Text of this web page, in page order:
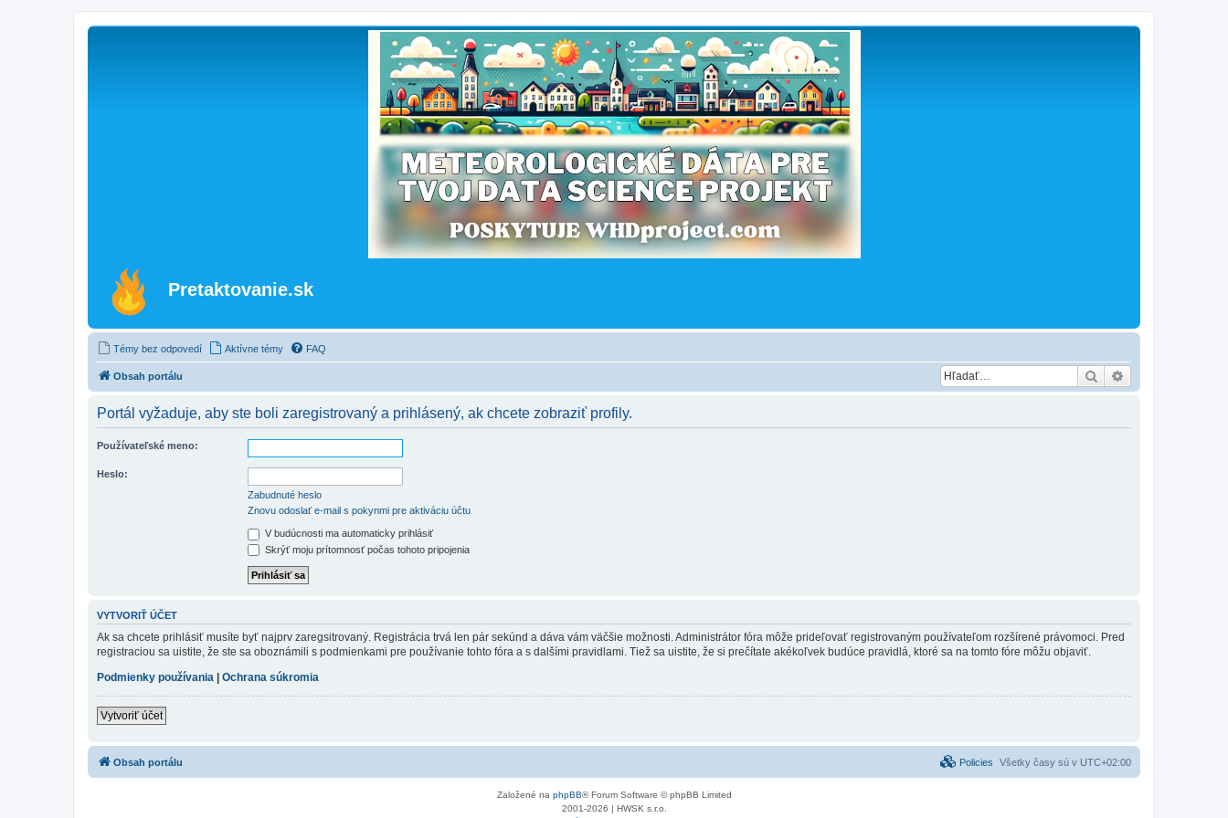
Pretaktovanie.sk
Témy bez odpovedí Aktívne témy FAQ
Obsah portálu Hľadať
Portál vyžaduje, aby ste boli zaregistrovaný a prihlásený, ak chcete zobraziť profily.
Používateľské meno:
Heslo:
Zabudnuté heslo
Znovu odoslať e-mail s pokynmi pre aktiváciu účtu
V budúcnosti ma automaticky prihlásiť
Skrýť moju prítomnosť počas tohoto pripojenia
VYTVORIŤ ÚČET
Ak sa chcete prihlásiť musíte byť najprv zaregsitrovaný. Registrácia trvá len pár sekúnd a dáva vám väčšie možnosti. Administrátor fóra môže prideľovať registrovaným používateľom rozšírené právomoci. Pred
registraciou sa uistite, že ste sa oboznámili s podmienkami pre používanie tohto fóra a s dalšími pravidlami. Tiež sa uistite, že si prečítate akékoľvek budúce pravidlá, ktoré sa na tomto fóre môžu objaviť.
Podmienky používania | Ochrana súkromia
Vytvoriť účet
Obsah portálu Všetky časy sú v UTC+02:00
Policies
Založené na phpBB® Forum Software © phpBB Limited
2001-2026 | HWSK s.r.o.